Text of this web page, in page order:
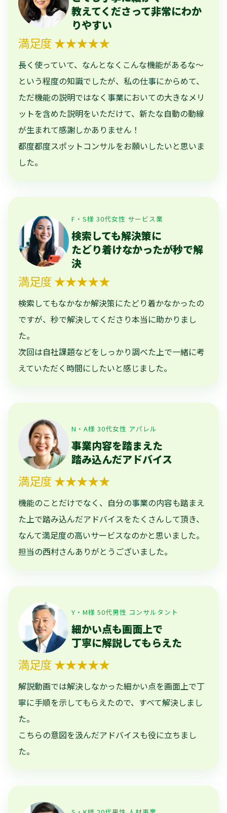
教えてくださって非常にわか
りやすい
満足度 ★★★★★
長く使っていて、なんとなくこんな機能があるな～
という程度の知識でしたが、私の仕事にからめて、
ただ機能の説明ではなく事業においての大きなメリ
ットを含めた説明をいただけて、新たな自動の動線
が生まれて感謝しかありません！
都度都度スポットコンサルをお願いしたいと思いま
した。
F・S様 30代女性 サービス業
検索しても解決策に
たどり着けなかったが秒で解
決
満足度 ★★★★★
検索してもなかなか解決策にたどり着かなかったの
ですが、秒で解決してくださり本当に助かりまし
た。
次回は自社課題などをしっかり調べた上で一緒に考
えていただく時間にしたいと感じました。
N・A様 30代女性 アパレル
事業内容を踏まえた
踏み込んだアドバイス
満足度 ★★★★★
機能のことだけでなく、自分の事業の内容も踏まえ
た上で踏み込んだアドバイスをたくさんして頂き、
なんて満足度の高いサービスなのかと思いました。
担当の西村さんありがとうございました。
Y・M様 50代男性 コンサルタント
細かい点も画面上で
丁寧に解説してもらえた
満足度 ★★★★★
解説動画では解決しなかった細かい点を画面上で丁
寧に手順を示してもらえたので、すべて解決しまし
た。
こちらの意図を汲んだアドバイスも役に立ちまし
た。